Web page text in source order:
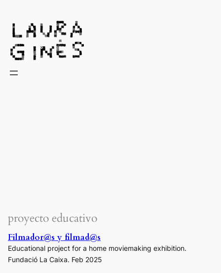
proyecto educativo
Filmador@s y filmad@s
Educational project for a home moviemaking exhibition.
Fundació La Caixa. Feb 2025